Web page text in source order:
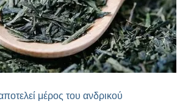
μέρος του ανδρικού